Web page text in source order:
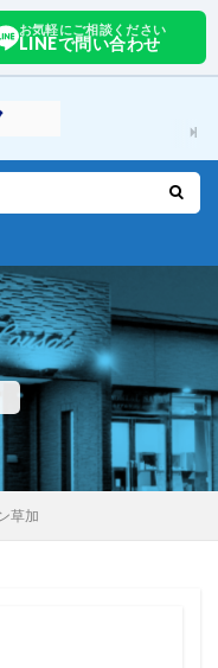
お気軽にご相談ください
LINEで問い合わせ
草加